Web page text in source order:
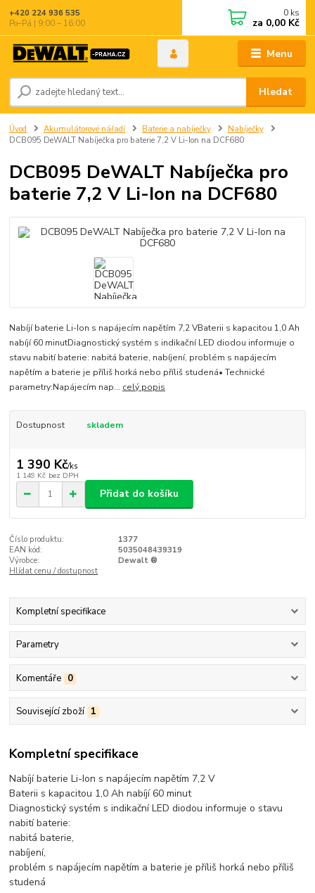
Menu
Hledat
+420 224 936 535
Po–Pá | 9:00 – 16:00
0 ks
za 0,00 Kč
Úvod Akumulátorové nářadí Baterie a nabíječky
Nabíječky
DCB095 DeWALT Nabíječka pro baterie 7,2 V Li-Ion na DCF680
DCB095 DeWALT Nabíječka pro
baterie 7,2 V Li-Ion na DCF680
Nabíjí baterie Li-Ion s napájecím napětím 7,2 VBaterii s kapacitou 1,0 Ah
nabíjí 60 minutDiagnostický systém s indikační LED diodou informuje o
stavu nabití baterie: nabitá baterie, nabíjení, problém s napájecím
napětím a baterie je příliš horká nebo příliš studená• Technické
parametry:Napájecím nap... celý popis
Dostupnost skladem
1 390 Kč/ks
1 149 Kč bez DPH
Přidat do košíku
Číslo produktu:
1377
EAN kód:
5035048439319
Výrobce:
Dewalt ®
Hlídat cenu / dostupnost
Kompletní specifikace
Parametry
Komentáře 0
Související zboží 1
Kompletní specifikace
Nabíjí baterie Li-Ion s napájecím napětím 7,2 V
Baterii s kapacitou 1,0 Ah nabíjí 60 minut
Diagnostický systém s indikační LED diodou informuje o stavu
nabití baterie:
nabitá baterie,
nabíjení,
problém s napájecím napětím a baterie je příliš horká nebo příliš
studená